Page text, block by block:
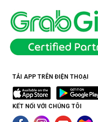
TẢI APP TRÊN ĐIỆN THOẠI
KẾT NỐI VỚI CHÚNG TÔI